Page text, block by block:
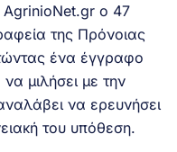
ο 47
της Πρόνοιας
ένα έγγραφο
να μιλήσει με την
να ερευνήσει
του υπόθεση.